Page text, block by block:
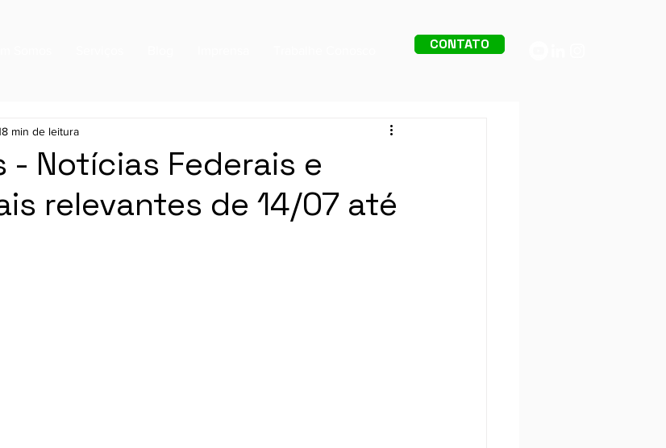
CONTATO
- Notícias Federais e
relevantes de 14/07 até
min de leitura